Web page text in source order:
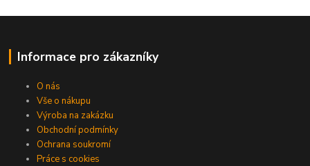
Informace pro zákazníky
O nás
Vše o nákupu
Výroba na zakázku
Obchodní podmínky
Ochrana soukromí
Práce s cookies